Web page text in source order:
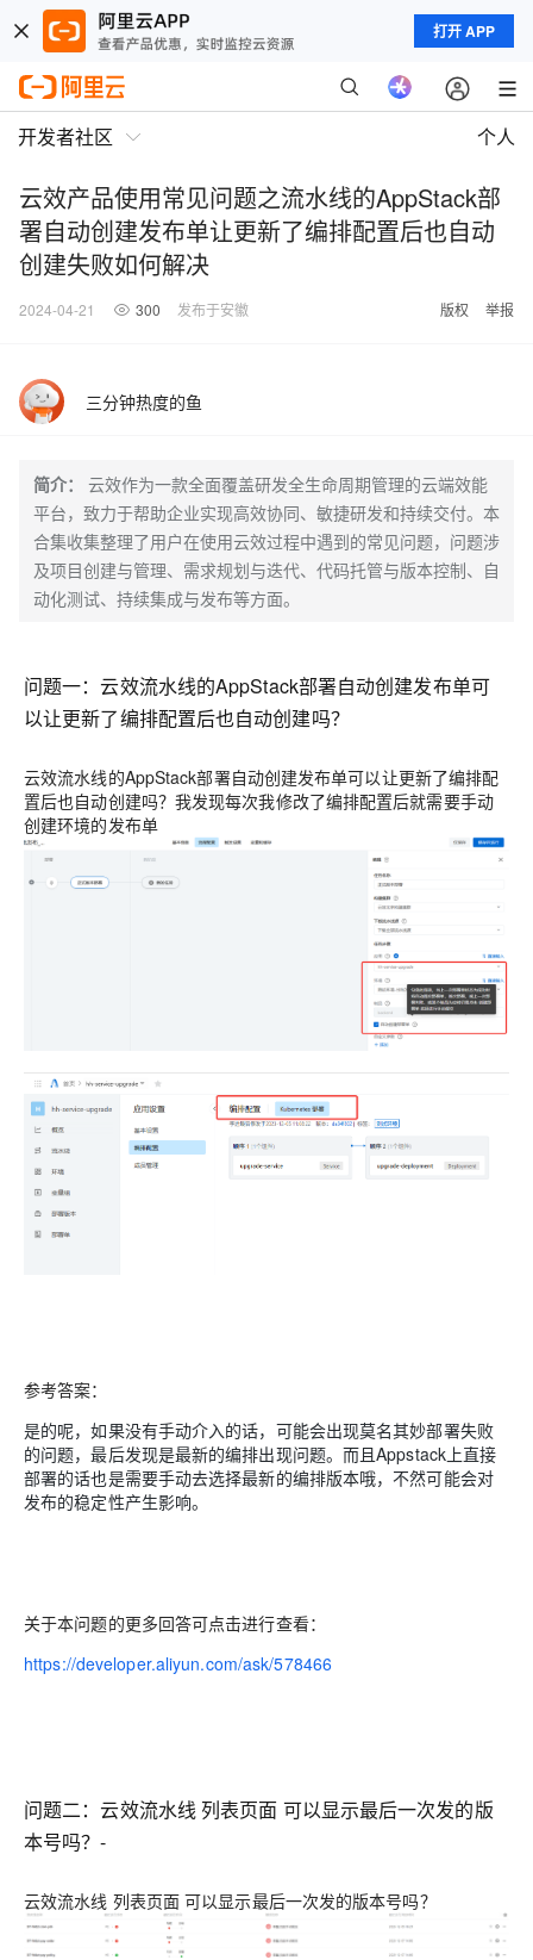
打开 APP
开发者社区 个人
云效产品使用常见问题之流水线的AppStack部
署自动创建发布单让更新了编排配置后也自动
创建失败如何解决
2024-04-21 300 发布于安徽 版权 举报
三分钟热度的鱼
简介：
云效作为一款全面覆盖研发全生命周期管理的云端效能
平台，致力于帮助企业实现高效协同、敏捷研发和持续交付。本
合集收集整理了用户在使用云效过程中遇到的常见问题，问题涉
及项目创建与管理、需求规划与迭代、代码托管与版本控制、自
动化测试、持续集成与发布等方面。
问题一：云效流水线的AppStack部署自动创建发布单可
以让更新了编排配置后也自动创建吗？
云效流水线的AppStack部署自动创建发布单可以让更新了编排配
置后也自动创建吗？我发现每次我修改了编排配置后就需要手动
创建环境的发布单
参考答案：
是的呢，如果没有手动介入的话，可能会出现莫名其妙部署失败
的问题，最后发现是最新的编排出现问题。而且Appstack上直接
部署的话也是需要手动去选择最新的编排版本哦，不然可能会对
发布的稳定性产生影响。
关于本问题的更多回答可点击进行查看：
https://developer.aliyun.com/ask/578466
问题二：云效流水线 列表页面 可以显示最后一次发的版
本号吗？-
云效流水线 列表页面 可以显示最后一次发的版本号吗？